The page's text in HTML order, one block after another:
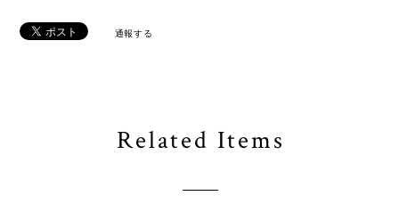
通報する
Related Items